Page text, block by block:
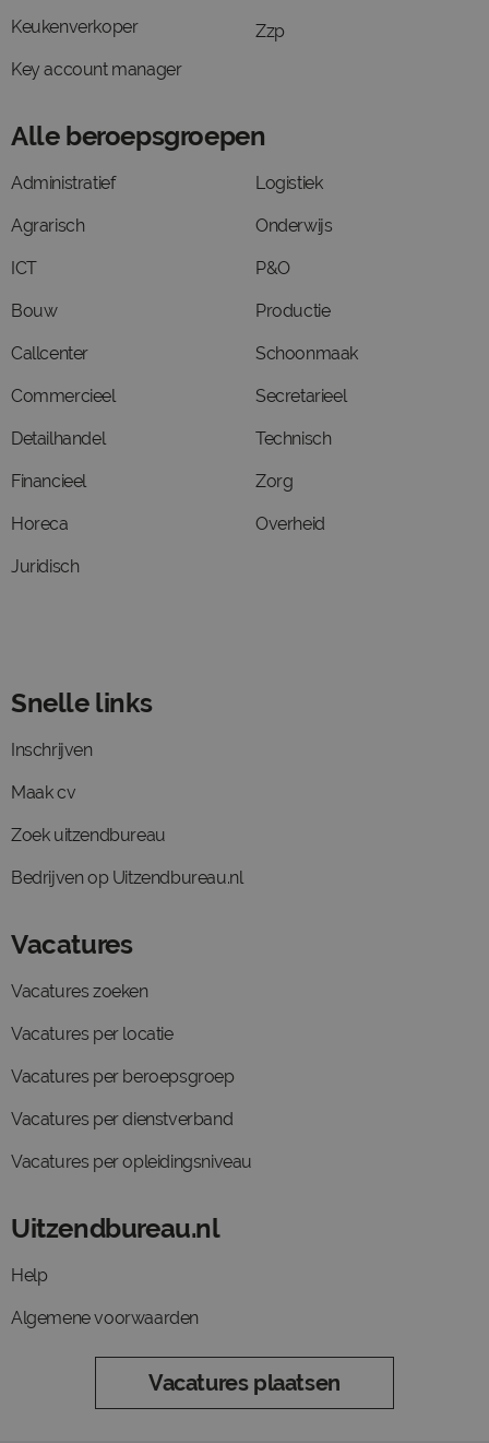
Keukenverkoper
Key account manager
Zzp
Alle beroepsgroepen
Administratief
Agrarisch
ICT
Bouw
Callcenter
Commercieel
Detailhandel
Financieel
Horeca
Juridisch
Logistiek
Onderwijs
P&O
Productie
Schoonmaak
Secretarieel
Technisch
Zorg
Overheid
Snelle links
Inschrijven
Maak cv
Zoek uitzendbureau
Bedrijven op Uitzendbureau.nl
Vacatures
Vacatures zoeken
Vacatures per locatie
Vacatures per beroepsgroep
Vacatures per dienstverband
Vacatures per opleidingsniveau
Uitzendbureau.nl
Help
Algemene voorwaarden
Vacatures plaatsen